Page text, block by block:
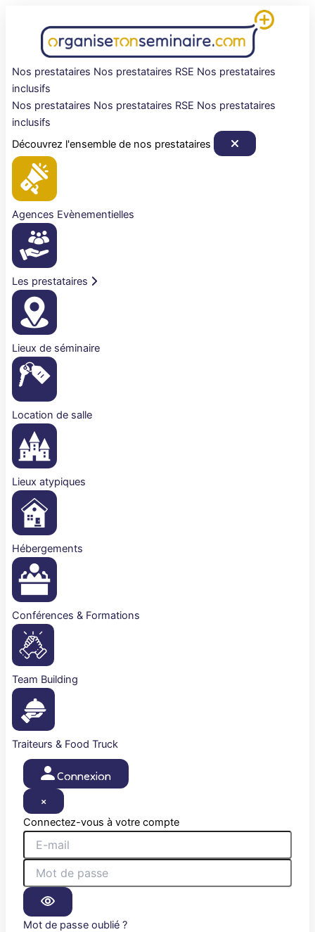
Nos prestataires Nos prestataires RSE Nos prestataires
inclusifs
Nos prestataires Nos prestataires RSE Nos prestataires
inclusifs
Découvrez l'ensemble de nos prestataires
Agences Evènementielles
Les prestataires
Lieux de séminaire
Location de salle
Lieux atypiques
Hébergements
Conférences & Formations
Team Building
Traiteurs & Food Truck
Connexion
×
Connectez-vous à votre compte
Mot de passe oublié ?